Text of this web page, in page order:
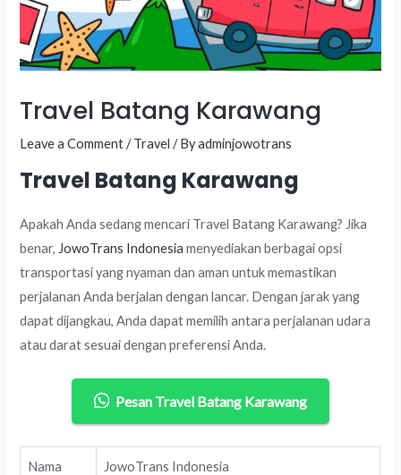
Travel Batang Karawang
Leave a Comment /Travel / Byadminjowotrans
Travel Batang Karawang
Apakah Anda sedang mencari Travel Batang Karawang? Jika
benar, JowoTrans Indonesia menyediakan berbagai opsi
transportasi yang nyaman dan aman untuk memastikan
perjalanan Anda berjalan dengan lancar. Dengan jarak yang
dapat dijangkau, Anda dapat memilih antara perjalanan udara
atau darat sesuai dengan preferensi Anda.
Pesan Travel Batang Karawang
Nama JowoTrans Indonesia